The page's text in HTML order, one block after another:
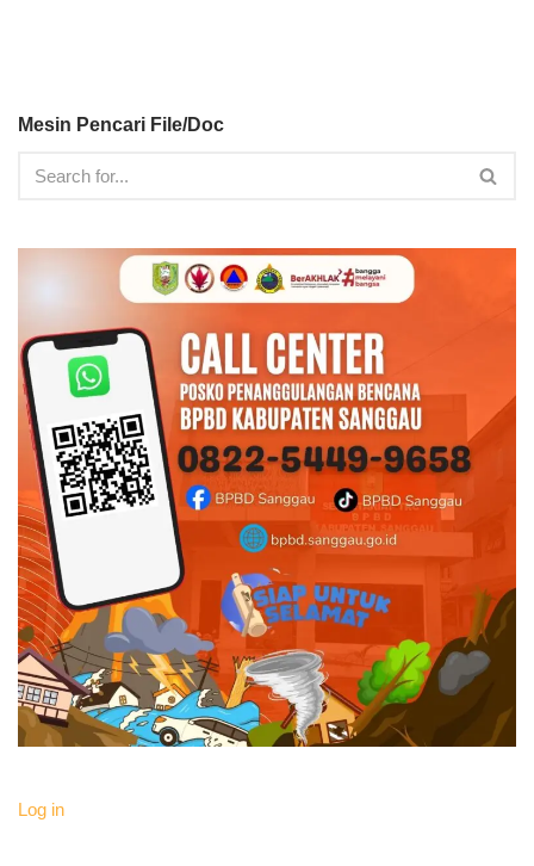
Mesin Pencari File/Doc
Log in